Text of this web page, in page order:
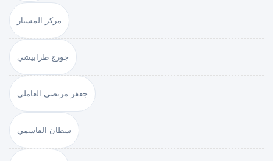
مركز المسبار
جورج طرابيشي
جعفر مرتضى العاملي
سطان القاسمي